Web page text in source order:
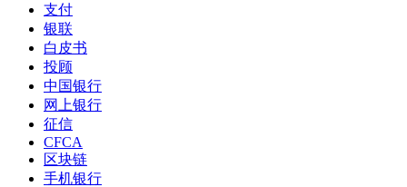
支付
银联
白皮书
投顾
中国银行
网上银行
征信
CFCA
区块链
手机银行